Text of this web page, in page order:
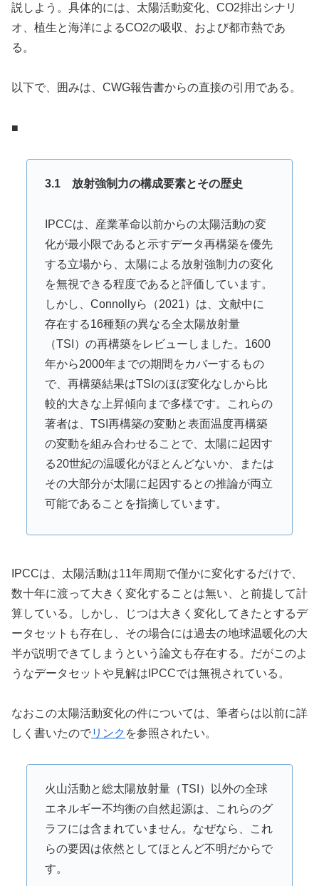
説しよう。具体的には、太陽活動変化、CO2排出シナリ
オ、植生と海洋によるCO2の吸収、および都市熱であ
る。
以下で、囲みは、CWG報告書からの直接の引用である。
■
3.1 放射強制力の構成要素とその歴史
IPCCは、産業革命以前からの太陽活動の変
化が最小限であると示すデータ再構築を優先
する立場から、太陽による放射強制力の変化
を無視できる程度であると評価しています。
しかし、Connollyら（2021）は、文献中に
存在する16種類の異なる全太陽放射量
（TSI）の再構築をレビューしました。1600
年から2000年までの期間をカバーするもの
で、再構築結果はTSIのほぼ変化なしから比
較的大きな上昇傾向まで多様です。これらの
著者は、TSI再構築の変動と表面温度再構築
の変動を組み合わせることで、太陽に起因す
る20世紀の温暖化がほとんどないか、または
その大部分が太陽に起因するとの推論が両立
可能であることを指摘しています。
IPCCは、太陽活動は11年周期で僅かに変化するだけで、
数十年に渡って大きく変化することは無い、と前提して計
算している。しかし、じつは大きく変化してきたとするデ
ータセットも存在し、その場合には過去の地球温暖化の大
半が説明できてしまうという論文も存在する。だがこのよ
うなデータセットや見解はIPCCでは無視されている。
なおこの太陽活動変化の件については、筆者らは以前に詳
しく書いたのでリンク を参照されたい。
火山活動と総太陽放射量（TSI）以外の全球
エネルギー不均衡の自然起源は、これらのグ
ラフには含まれていません。なぜなら、これ
らの要因は依然としてほとんど不明だからで
す。